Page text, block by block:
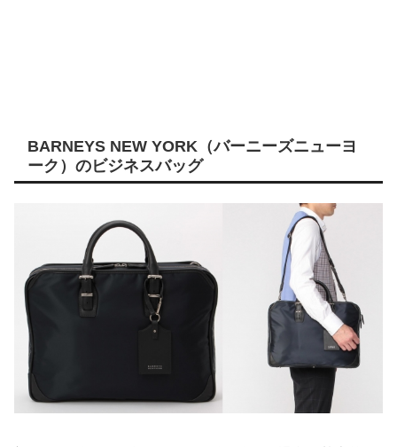
BARNEYS NEW YORK（バーニーズニューヨ
ーク）のビジネスバッグ